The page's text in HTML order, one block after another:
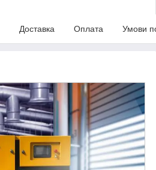
Доставка Оплата Умови